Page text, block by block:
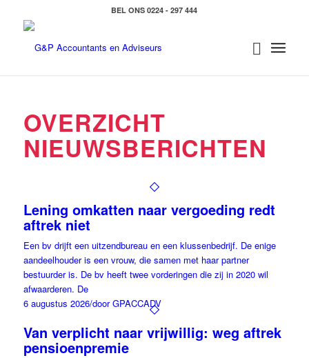
BEL ONS 0224 - 297 444
OVERZICHT
NIEUWSBERICHTEN
Lening omkatten naar vergoeding redt
aftrek niet
Een bv drijft een uitzendbureau en een klussenbedrijf. De enige
aandeelhouder is een vrouw, die samen met haar partner
bestuurder is. De bv heeft twee vorderingen die zij in 2020 wil
afwaarderen. De
6 augustus 2026/door GPACCADV
Van verplicht naar vrijwillig: weg aftrek
pensioenpremie